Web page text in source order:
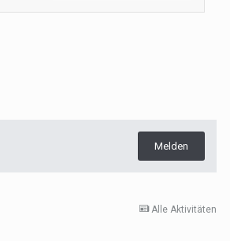
Melden
Alle Aktivitäten